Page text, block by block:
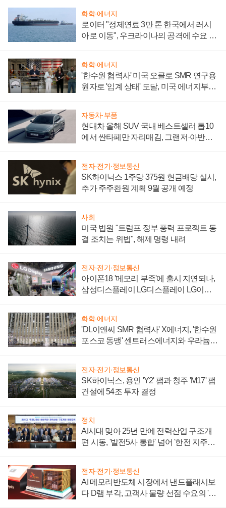
화학·에너지
로이터 "정제연료 3만 톤 한국에서 러시
아로 이동", 우크라이나의 공격에 수요 늘
화학·에너지
'한수원 협력사' 미국 오클로 SMR 연구용
원자로 '임계 상태' 도달, 미국 에너지부
자동차·부품
현대차 올해 SUV 국내 베스트셀러 톱10
에서 싼타페만 자리매김, 그랜저·아반떼
전자·전기·정보통신
SK하이닉스 1주당 375원 현금배당 실시,
추가 주주환원 계획 9월 공개 예정
사회
미국 법원 "트럼프 정부 풍력 프로젝트 동
결 조치는 위법", 해제 명령 내려
전자·전기·정보통신
아이폰18 '메모리 부족'에 출시 지연되나,
삼성디스플레이 LG디스플레이 LG이노
화학·에너지
'DL이앤씨 SMR 협력사' X에너지, '한수원
포스코 동맹' 센트러스에너지와 우라늄
전자·전기·정보통신
SK하이닉스, 용인 'Y2' 팹과 청주 'M17' 팹
건설에 54조 투자 결정
정치
AI시대 맞아 25년 만에 전력산업 구조개
편 시동, '발전5사 통합' 넘어 '한전 지주사'
전자·전기·정보통신
AI 메모리반도체 시장에서 낸드플래시보
다 D램 부각, 고객사 물량 선점 수요의 '우